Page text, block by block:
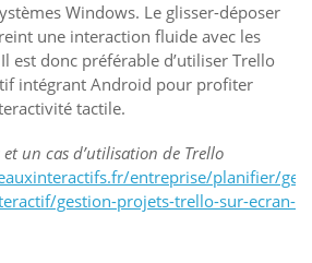
Windows. Le glisser-déposer
une interaction fluide avec les
est donc préférable d’utiliser Trello
intégrant Android pour profiter
tactile.
un cas d’utilisation de Trello
entreprise/planifier/
gestion-projets-trello-sur-ecran-